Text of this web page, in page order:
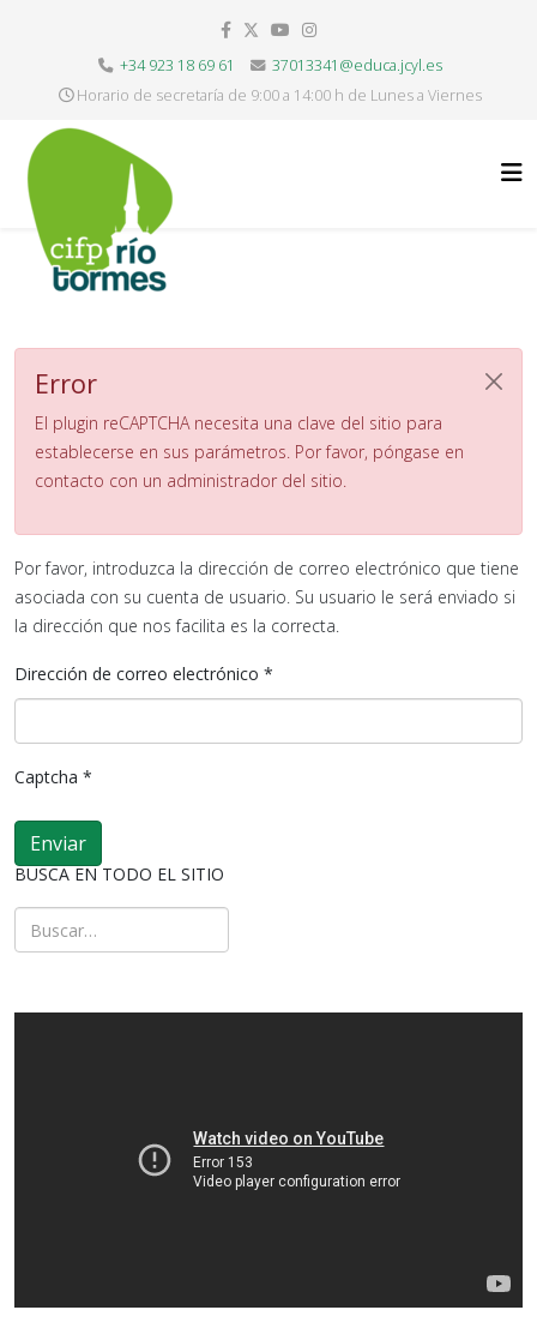
+34 923 18 69 61
37013341@educa.jcyl.es
Horario de secretaría de 9:00 a 14:00 h de Lunes a Viernes
Error
El plugin reCAPTCHA necesita una clave del sitio para
establecerse en sus parámetros. Por favor, póngase en
contacto con un administrador del sitio.
Por favor, introduzca la dirección de correo electrónico que tiene
asociada con su cuenta de usuario. Su usuario le será enviado si
la dirección que nos facilita es la correcta.
Dirección de correo electrónico *
Captcha *
Enviar
BUSCA EN TODO EL SITIO
Buscar